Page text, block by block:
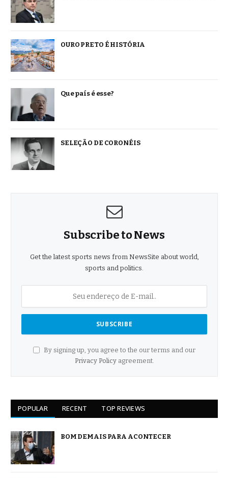
OURO PRETO É HISTÓRIA
Que país é esse?
SELEÇÃO DE CORONÉIS
Subscribe to News
Get the latest sports news from NewsSite about world,
sports and politics.
By signing up, you agree to the our terms and our
Privacy Policyagreement.
POPULAR RECENT TOP REVIEWS
BOM DEMAIS PARA ACONTECER